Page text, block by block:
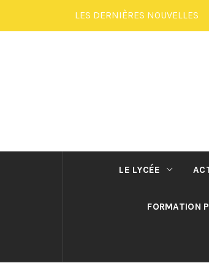
au
LES DERNIÈRES NOUVELLES
LE LYCÉE
FORMATION